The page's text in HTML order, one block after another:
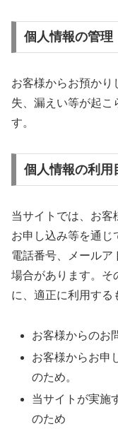
個人情報の管理
お客様からお預かり
失、漏えい等が起こ
す。
個人情報の利用
当サイトでは、お客
お申し込み等を通じ
電話番号、メールア
場合があります。そ
に、適正に利用する
お客様からのお
お客様からお申
のため。
当サイトが実施
のため